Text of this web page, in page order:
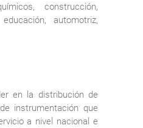
construcción,
automotriz,
en la distribución de
instrumentación que
a nivel nacional e